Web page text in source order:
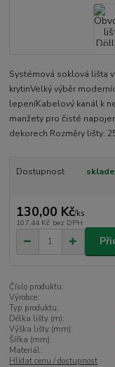
Systémová soklová lišta
krytinVelký výběr
lepeníKabelový kanál k
manžety pro čisté
dekorech Rozměry lišty:
Dostupnost
130,00 Kč/ks
107,44 Kč bez DPH
Číslo produktu:
Výrobce:
Typ produktu:
Délka lišty (m):
Výška lišty (mm):
Šířka (mm):
Materiál:
Hlídat cenu / dostupnost